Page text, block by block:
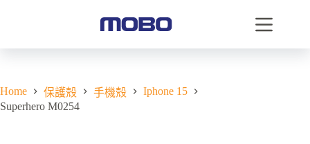
Home 保護殼 手機殼
Iphone 15
Superhero M0254